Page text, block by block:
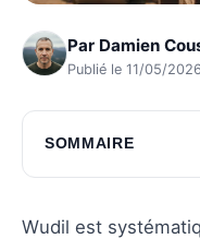
Par Damien
Publié le 11/05/2026
SOMMAIRE
Guide pratique
Saveurs
Wudil est